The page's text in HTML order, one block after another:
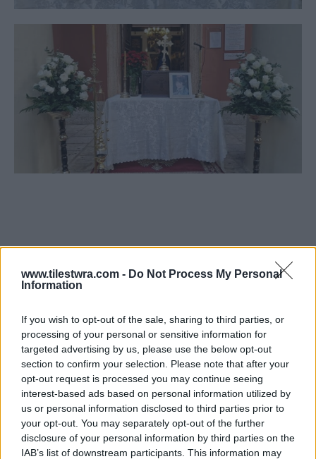
www.tilestwra.com - Do Not Process My Personal
Information
If you wish to opt-out of the sale, sharing to third parties, or
processing of your personal or sensitive information for
targeted advertising by us, please use the below opt-out
section to confirm your selection. Please note that after your
opt-out request is processed you may continue seeing
interest-based ads based on personal information utilized by
us or personal information disclosed to third parties prior to
your opt-out. You may separately opt-out of the further
disclosure of your personal information by third parties on the
IAB’s list of downstream participants. This information may